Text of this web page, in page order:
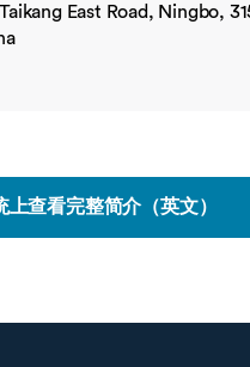
East Road, Ningbo,
查看完整简介（英文）